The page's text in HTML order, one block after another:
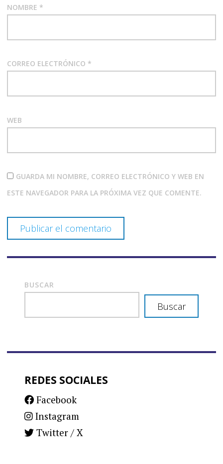
NOMBRE *
CORREO ELECTRÓNICO *
WEB
GUARDA MI NOMBRE, CORREO ELECTRÓNICO Y WEB EN
ESTE NAVEGADOR PARA LA PRÓXIMA VEZ QUE COMENTE.
BUSCAR
Buscar
REDES SOCIALES
Facebook
Instagram
Twitter / X